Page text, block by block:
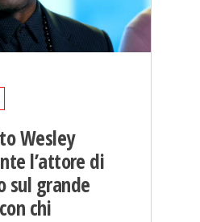
Wesley
l’attore di
sul grande
chi